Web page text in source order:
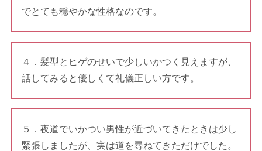
でとても穏やかな性格なのです。
４．髪型とヒゲのせいで少しいかつく見えますが、
話してみると優しくて礼儀正しい方です。
５．夜道でいかつい男性が近づいてきたときは少し
緊張しましたが、実は道を尋ねてきただけでした。